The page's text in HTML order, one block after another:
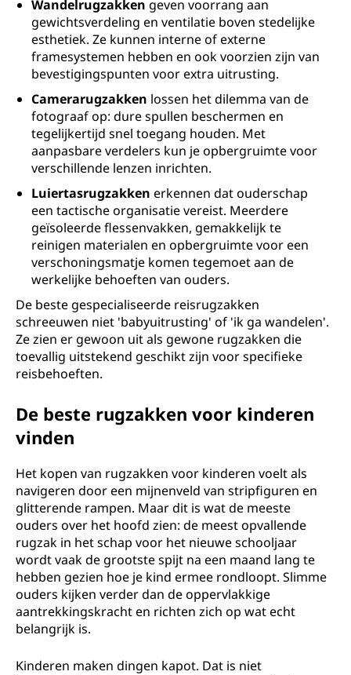
Wandelrugzakken geven voorrang aan
gewichtsverdeling en ventilatie boven stedelijke
esthetiek. Ze kunnen interne of externe
framesystemen hebben en ook voorzien zijn van
bevestigingspunten voor extra uitrusting.
Camerarugzakken lossen het dilemma van de
fotograaf op: dure spullen beschermen en
tegelijkertijd snel toegang houden. Met
aanpasbare verdelers kun je opbergruimte voor
verschillende lenzen inrichten.
Luiertasrugzakken erkennen dat ouderschap
een tactische organisatie vereist. Meerdere
geïsoleerde flessenvakken, gemakkelijk te
reinigen materialen en opbergruimte voor een
verschoningsmatje komen tegemoet aan de
werkelijke behoeften van ouders.
De beste gespecialiseerde reisrugzakken
schreeuwen niet 'babyuitrusting' of 'ik ga wandelen'.
Ze zien er gewoon uit als gewone rugzakken die
toevallig uitstekend geschikt zijn voor specifieke
reisbehoeften.
De beste rugzakken voor kinderen
vinden
Het kopen van rugzakken voor kinderen voelt als
navigeren door een mijnenveld van stripfiguren en
glitterende rampen. Maar dit is wat de meeste
ouders over het hoofd zien: de meest opvallende
rugzak in het schap voor het nieuwe schooljaar
wordt vaak de grootste spijt na een maand lang te
hebben gezien hoe je kind ermee rondloopt. Slimme
ouders kijken verder dan de oppervlakkige
aantrekkingskracht en richten zich op wat echt
belangrijk is.
Kinderen maken dingen kapot. Dat is niet